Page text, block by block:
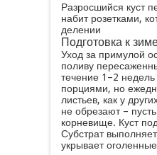
Разросшийся куст
набит розетками,
делении
Подготовка к
Уход за примулой
поливу
течение 1–2
порциями, но
листьев, как у
не обрезают –
корневище. Куст
Субстрат
укрывает